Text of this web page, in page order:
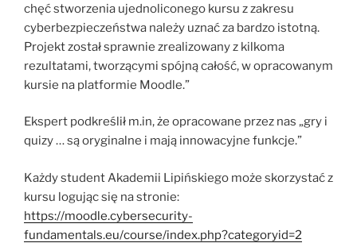
chęć stworzenia ujednoliconego kursu z zakresu
cyberbezpieczeństwa należy uznać za bardzo istotną.
Projekt został sprawnie zrealizowany z kilkoma
rezultatami, tworzącymi spójną całość, w opracowanym
kursie na platformie Moodle.”
Ekspert podkreślił m.in, że opracowane przez nas „gry i
quizy … są oryginalne i mają innowacyjne funkcje.”
Każdy student Akademii Lipińskiego może skorzystać z
kursu logując się na stronie:
https://moodle.cybersecurity-
fundamentals.eu/course/index.php?categoryid=2